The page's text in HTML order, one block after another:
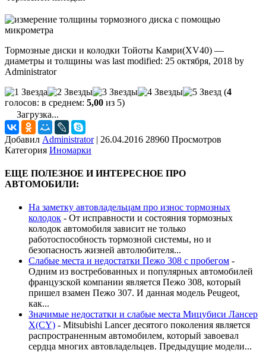
Тормозные диски и колодки Тойоты Камри(XV40) —
диаметры и толщины was last modified: 25 октября, 2018 by
Administrator
(4
голосов: в среднем: 5,00 из 5)
Загрузка...
Добавил Administrator | 26.04.2016 28960 Просмотров
Категория Иномарки
ЕЩЕ ПОЛЕЗНОЕ И ИНТЕРЕСНОЕ ПРО
АВТОМОБИЛИ:
На заметку автовладельцам про износ тормозных
колодок - От исправности и состояния тормозных
колодок автомобиля зависит не только
работоспособность тормозной системы, но и
безопасность жизней автолюбителя...
Слабые места и недостатки Пежо 308 с пробегом -
Одним из востребованных и популярных автомобилей
французской компании является Пежо 308, который
пришел взамен Пежо 307. И данная модель Peugeot,
как...
Значимые недостатки и слабые места Мицубиси Лансер
X(CY) - Mitsubishi Lancer десятого поколения является
распространенным автомобилем, который завоевал
сердца многих автовладельцев. Предыдущие модели...